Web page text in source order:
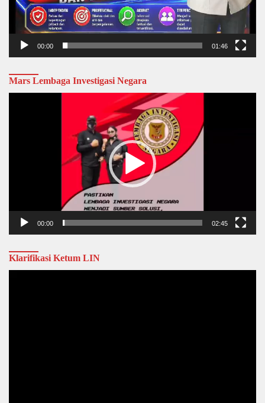
00:00 01:46
Mars Lembaga Investigasi Negara
00:00 02:45
Klarifikasi Ketum LIN